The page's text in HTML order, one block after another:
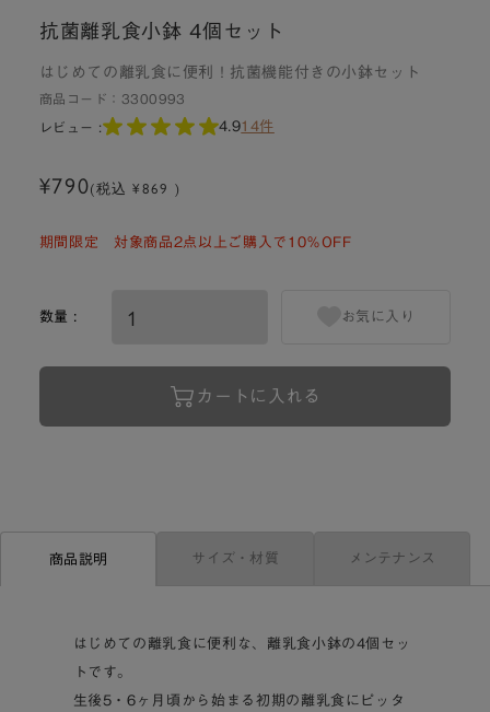
抗菌離乳食小鉢 4個セット
はじめての離乳食に便利！抗菌機能付きの小鉢セット
商品コード： 3300993
レビュー : 4.914件
¥790(税込 ¥869 )
期間限定 対象商品2点以上ご購入で10％OFF
数量 :
カートに入れる
お気に入り
商品説明 サイズ・材質 メンテナンス
はじめての離乳食に便利な、離乳食小鉢の4個セッ
トです。
生後5・6ヶ月頃から始まる初期の離乳食にピッタ